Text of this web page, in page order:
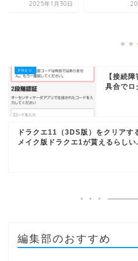
2025年1月30日
【接続
具合でロ
ドラクエ11（3DS版）をクリアす
メイク版ドラクエ1が貰えるらしい
編集部のおすすめ